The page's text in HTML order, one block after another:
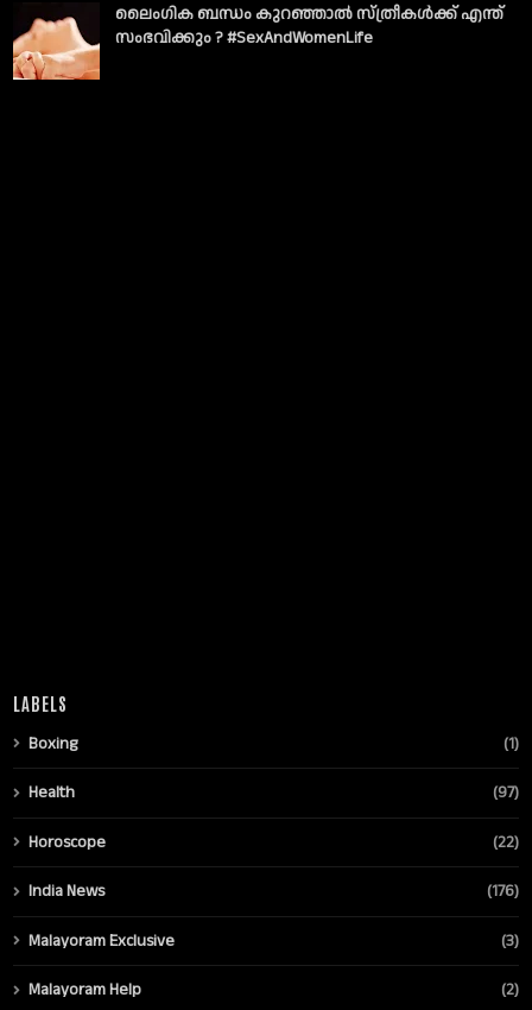
ലൈംഗിക ബന്ധം കുറഞ്ഞാല്‍ സ്ത്രീകള്‍ക്ക് എന്ത്
സംഭവിക്കും ? #SexAndWomenLife
LABELS
Boxing (1)
Health (97)
Horoscope (22)
India News (176)
Malayoram Exclusive (3)
Malayoram Help (2)